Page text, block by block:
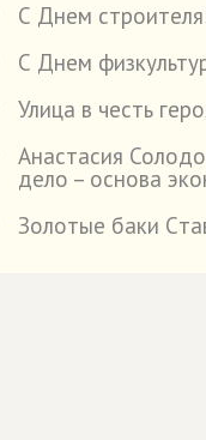
С Днем
С Днем
Улица в честь
Анастасия
дело – основа
Золотые баки